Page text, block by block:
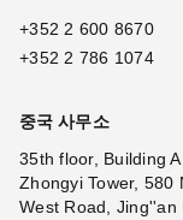
+352 2 600 8670
+352 2 786 1074
중국 사무소
35th floor, Building
Zhongyi Tower, 580
West Road, Jing''an